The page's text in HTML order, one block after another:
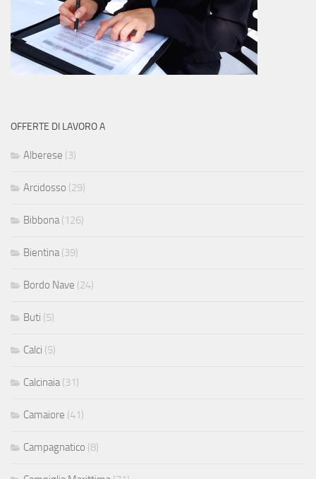
OFFERTE DI LAVORO A
Alberese (3)
Arcidosso (29)
Bibbona (126)
Bientina (39)
Bordo Nave (24)
Buti (5)
Calci (5)
Calcinaia (31)
Camaiore (41)
Campagnatico (8)